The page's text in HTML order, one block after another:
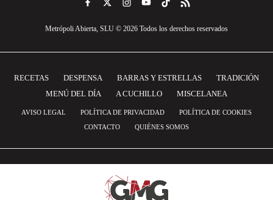
Metrópoli Abierta, SLU © 2026 Todos los derechos reservados
RECETAS DESPENSA BARRAS Y ESTRELLAS
TRADICIÓN
MENÚ DEL DÍA
A CUCHILLO MISCELANEA
AVISO LEGAL POLÍTICA DE PRIVACIDAD
POLÍTICA DE COOKIES
CONTACTO
QUIÉNES SOMOS